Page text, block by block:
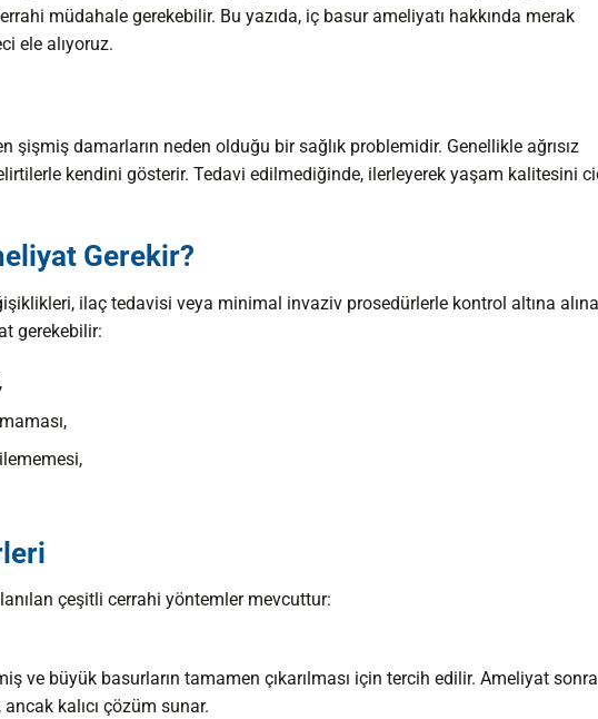
müdahale gerekebilir. Bu yazıda, iç basur ameliyatı hakkında merak
ele alıyoruz.
şişmiş damarların neden olduğu bir sağlık problemidir. Genellikle ağrısız
kendini gösterir. Tedavi edilmediğinde, ilerleyerek yaşam kalitesini
Gerekir?
ilaç tedavisi veya minimal invaziv prosedürlerle kontrol altına
gerekebilir:
çeşitli cerrahi yöntemler mevcuttur:
ve büyük basurların tamamen çıkarılması için tercih edilir. Ameliyat
kalıcı çözüm sunar.